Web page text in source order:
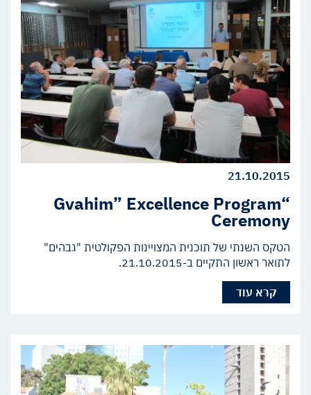
21.10.2015
“Gvahim” Excellence Program
Ceremony
הטקס השנתי של תוכנית המצויינות הפקולטית "גבהים"
לתואר ראשון התקיים ב-21.10.2015.
קרא עוד